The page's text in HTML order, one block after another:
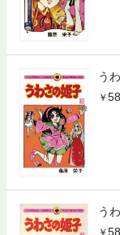
う
う